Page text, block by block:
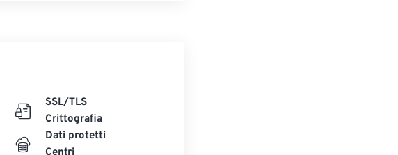
SSL/TLS
Crittografia
Dati protetti